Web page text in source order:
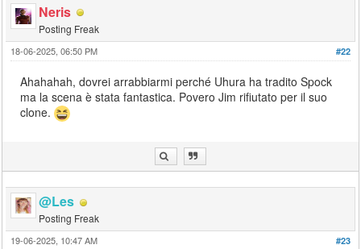
Neris
Posting Freak
#22
18-06-2025, 06:50 PM
Ahahahah, dovrei arrabbiarmi perché Uhura ha tradito Spock
ma la scena è stata fantastica. Povero Jim rifiutato per il suo
clone.
@Les
Posting Freak
#23
19-06-2025, 10:47 AM